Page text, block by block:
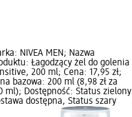
NIVEA MEN; Nazwa
Łagodzący żel do golenia
200 ml; Cena: 17,95 zł;
bazowa: 200 ml (8,98 zł za
ml); Dostępność: Status zielony
dostępna, Status szary